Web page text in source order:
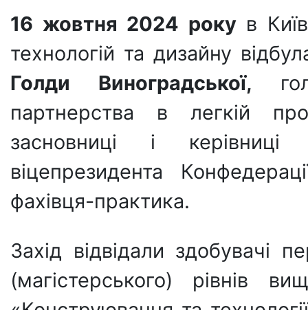
16 жовтня 2024 рокув
технологій та дизайну
Голди Виноградської,
партнерства в легкій
засновниці і керівниці
віцепрезидента
фахівця-практика.
Захід відвідали здобувачі
(магістерського) рівнів